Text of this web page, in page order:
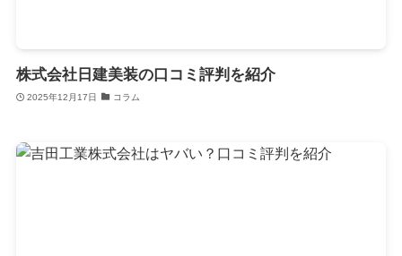
株式会社日建美装の口コミ評判を紹介
2025年12月17日 コラム